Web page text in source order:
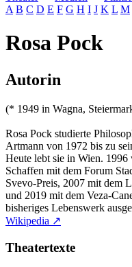
A B C D E F G H I J K L M
Rosa Pock
Autorin
(* 1949 in Wagna,
Rosa Pock studierte
Artmann von 1972 bis zu
Heute lebt sie in Wien.
Schaffen mit dem Forum
Svevo-Preis, 2007 mit dem
und 2019 mit dem Veza-
bisheriges Lebenswerk
Wikipedia ↗
Theatertexte